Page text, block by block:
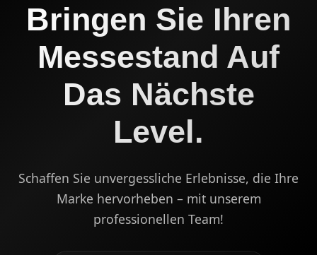
Bringen Sie Ihren
Messestand Auf
Das Nächste
Level.
Schaffen Sie unvergessliche Erlebnisse, die Ihre
Marke hervorheben – mit unserem
professionellen Team!